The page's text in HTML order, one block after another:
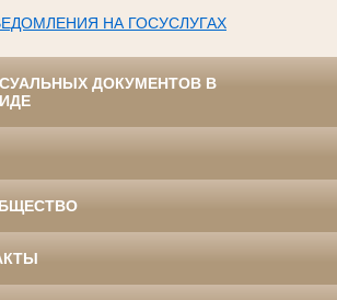
НА ГОСУСЛУГАХ
ДОКУМЕНТОВ В